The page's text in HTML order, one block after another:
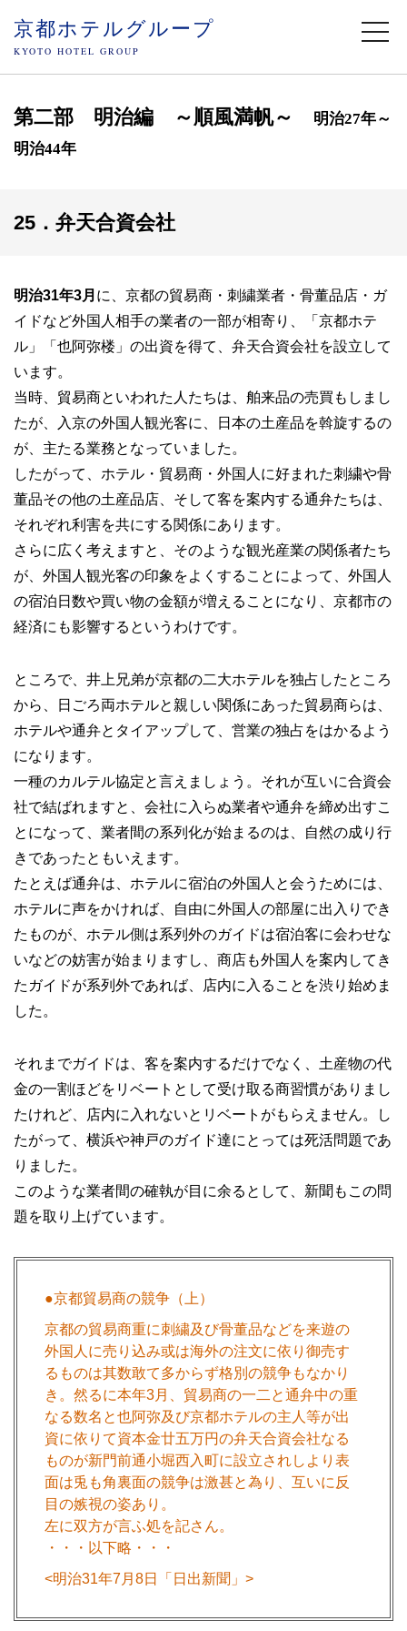
京都ホテルグループ
KYOTO HOTEL GROUP
第二部 明治編 ～順風満帆～
明治27年～
明治44年
25．弁天合資会社
明治31年3月 に、京都の貿易商・刺繍業者・骨董品店・ガ
イドなど外国人相手の業者の一部が相寄り、「京都ホテ
ル」「也阿弥楼」の出資を得て、弁天合資会社を設立して
います。
当時、貿易商といわれた人たちは、舶来品の売買もしまし
たが、入京の外国人観光客に、日本の土産品を斡旋するの
が、主たる業務となっていました。
したがって、ホテル・貿易商・外国人に好まれた刺繍や骨
董品その他の土産品店、そして客を案内する通弁たちは、
それぞれ利害を共にする関係にあります。
さらに広く考えますと、そのような観光産業の関係者たち
が、外国人観光客の印象をよくすることによって、外国人
の宿泊日数や買い物の金額が増えることになり、京都市の
経済にも影響するというわけです。
ところで、井上兄弟が京都の二大ホテルを独占したところ
から、日ごろ両ホテルと親しい関係にあった貿易商らは、
ホテルや通弁とタイアップして、営業の独占をはかるよう
になります。
一種のカルテル協定と言えましょう。それが互いに合資会
社で結ばれますと、会社に入らぬ業者や通弁を締め出すこ
とになって、業者間の系列化が始まるのは、自然の成り行
きであったともいえます。
たとえば通弁は、ホテルに宿泊の外国人と会うためには、
ホテルに声をかければ、自由に外国人の部屋に出入りでき
たものが、ホテル側は系列外のガイドは宿泊客に会わせな
いなどの妨害が始まりますし、商店も外国人を案内してき
たガイドが系列外であれば、店内に入ることを渋り始めま
した。
それまでガイドは、客を案内するだけでなく、土産物の代
金の一割ほどをリベートとして受け取る商習慣がありまし
たけれど、店内に入れないとリベートがもらえません。し
たがって、横浜や神戸のガイド達にとっては死活問題であ
りました。
このような業者間の確執が目に余るとして、新聞もこの問
題を取り上げています。
●京都貿易商の競争（上）
京都の貿易商重に刺繍及び骨董品などを来遊の
外国人に売り込み或は海外の注文に依り御売す
るものは其数敢て多からず格別の競争もなかり
き。然るに本年3月、貿易商の一二と通弁中の重
なる数名と也阿弥及び京都ホテルの主人等が出
資に依りて資本金廿五万円の弁天合資会社なる
ものが新門前通小堀西入町に設立されしより表
面は兎も角裏面の競争は激甚と為り、互いに反
目の嫉視の姿あり。
左に双方が言ふ処を記さん。
・・・以下略・・・
<明治31年7月8日「日出新聞」>